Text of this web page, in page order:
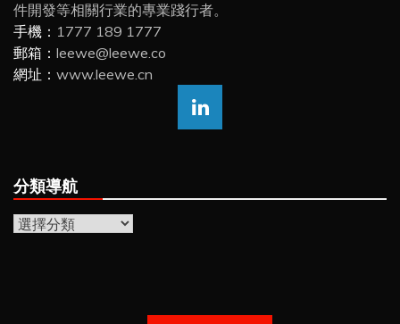
件開發等相關行業的專業踐行者。
手機： 1777 189 1777
郵箱： leewe@leewe.co
網址： www.leewe.cn
分類導航
分